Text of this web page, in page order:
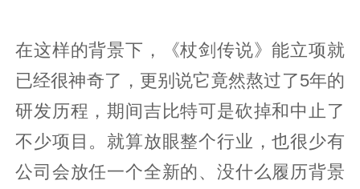
在这样的背景下，《杖剑传说》能立项就
已经很神奇了，更别说它竟然熬过了5年的
研发历程，期间吉比特可是砍掉和中止了
不少项目。就算放眼整个行业，也很少有
公司会放任一个全新的、没什么履历背景